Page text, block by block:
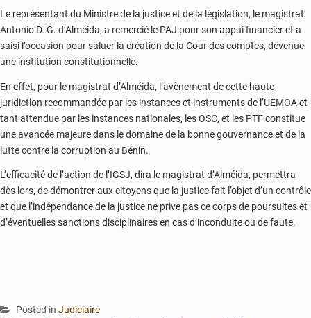
Le représentant du Ministre de la justice et de la législation, le magistrat
Antonio D. G. d’Alméida, a remercié le PAJ pour son appui financier et a
saisi l’occasion pour saluer la création de la Cour des comptes, devenue
une institution constitutionnelle.
En effet, pour le magistrat d’Alméida, l’avènement de cette haute
juridiction recommandée par les instances et instruments de l’UEMOA et
tant attendue par les instances nationales, les OSC, et les PTF constitue
une avancée majeure dans le domaine de la bonne gouvernance et de la
lutte contre la corruption au Bénin.
L’efficacité de l’action de l’IGSJ, dira le magistrat d’Alméida, permettra
dès lors, de démontrer aux citoyens que la justice fait l’objet d’un contrôle
et que l’indépendance de la justice ne prive pas ce corps de poursuites et
d’éventuelles sanctions disciplinaires en cas d’inconduite ou de faute.
Posted in Judiciaire